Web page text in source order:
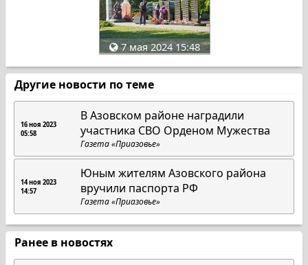
7 мая 2024 15:48
Другие новости по теме
16 ноя 2023
05:58
В Азовском районе наградили
участника СВО Орденом Мужества
Газета «Приазовье»
14 ноя 2023
14:57
Юным жителям Азовского района
вручили паспорта РФ
Газета «Приазовье»
Ранее в новостях